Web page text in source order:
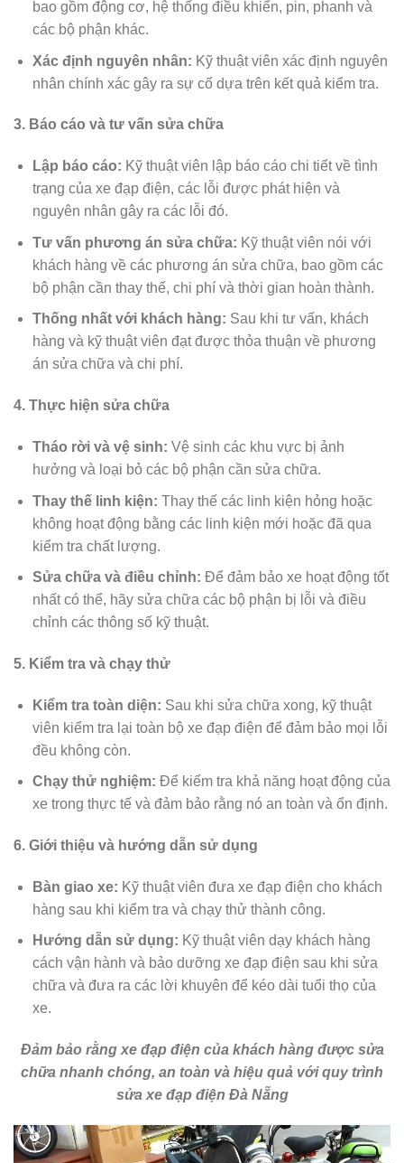
bao gồm động cơ, hệ thống điều khiển, pin, phanh và
các bộ phận khác.
Xác định nguyên nhân: Kỹ thuật viên xác định nguyên
nhân chính xác gây ra sự cố dựa trên kết quả kiểm tra.
3. Báo cáo và tư vấn sửa chữa
Lập báo cáo: Kỹ thuật viên lập báo cáo chi tiết về tình
trạng của xe đạp điện, các lỗi được phát hiện và
nguyên nhân gây ra các lỗi đó.
Tư vấn phương án sửa chữa: Kỹ thuật viên nói với
khách hàng về các phương án sửa chữa, bao gồm các
bộ phận cần thay thế, chi phí và thời gian hoàn thành.
Thống nhất với khách hàng: Sau khi tư vấn, khách
hàng và kỹ thuật viên đạt được thỏa thuận về phương
án sửa chữa và chi phí.
4. Thực hiện sửa chữa
Tháo rời và vệ sinh: Vệ sinh các khu vực bị ảnh
hưởng và loại bỏ các bộ phận cần sửa chữa.
Thay thế linh kiện: Thay thế các linh kiện hỏng hoặc
không hoạt động bằng các linh kiện mới hoặc đã qua
kiểm tra chất lượng.
Sửa chữa và điều chỉnh: Để đảm bảo xe hoạt động tốt
nhất có thể, hãy sửa chữa các bộ phận bị lỗi và điều
chỉnh các thông số kỹ thuật.
5. Kiểm tra và chạy thử
Kiểm tra toàn diện: Sau khi sửa chữa xong, kỹ thuật
viên kiểm tra lại toàn bộ xe đạp điện để đảm bảo mọi lỗi
đều không còn.
Chạy thử nghiệm: Để kiểm tra khả năng hoạt động của
xe trong thực tế và đảm bảo rằng nó an toàn và ổn định.
6. Giới thiệu và hướng dẫn sử dụng
Bàn giao xe: Kỹ thuật viên đưa xe đạp điện cho khách
hàng sau khi kiểm tra và chạy thử thành công.
Hướng dẫn sử dụng: Kỹ thuật viên dạy khách hàng
cách vận hành và bảo dưỡng xe đạp điện sau khi sửa
chữa và đưa ra các lời khuyên để kéo dài tuổi thọ của
xe.
Đảm bảo rằng xe đạp điện của khách hàng được sửa
chữa nhanh chóng, an toàn và hiệu quả với quy trình
sửa xe đạp điện Đà Nẵng